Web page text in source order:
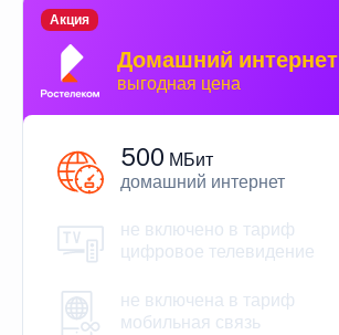
Домашний интернет
выгодная цена
Акция
500 МБит
домашний интернет
не включено в тариф
цифровое телевидение
не включена в тариф
мобильная связь